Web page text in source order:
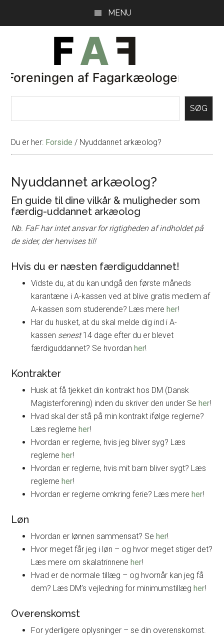
MENU
SØG
Du er her: Forside / Nyuddannet arkæolog?
Nyuddannet arkæolog?
En guide til dine vilkår & muligheder som
færdig-uddannet arkæolog
Nb. FaF har intet ansvar for rigtigheden af indholdet på
de sider, der henvises til!
Hvis du er næsten færdiguddannet!
Vidste du, at du kan undgå den første måneds
karantæne i A-kassen ved at blive gratis medlem af
A-kassen som studerende? Læs mereher!
Har du husket, at du skal melde dig ind i A-
kassen senest14 dage efter du er blevet
færdiguddannet? Se hvordanher!
Kontrakter
Husk at få tjekket din kontrakt hos DM (Dansk
Magisterforening) inden du skriver den under Seher!
Hvad skal der stå på min kontrakt ifølge reglerne?
Læs reglerneher!
Hvordan er reglerne, hvis jeg bliver syg? Læs
reglerneher!
Hvordan er reglerne, hvis mit barn bliver sygt? Læs
reglerneher!
Hvordan er reglerne omkring ferie? Læs mereher!
Løn
Hvordan er lønnen sammensat? Seher!
Hvor meget får jeg i løn – og hvor meget stiger det?
Læs mere om skalatrinneneher!
Hvad er de normale tillæg – og hvornår kan jeg få
dem? Læs DM’s vejledning for minimumstillægher!
Overenskomst
For yderligere oplysninger – se din overenskomst.